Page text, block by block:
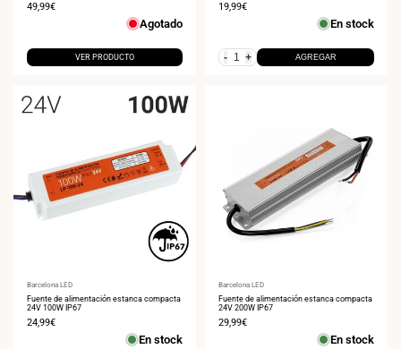
Precio
49,99€
Agotado
VER PRODUCTO
Precio
19,99€
En stock
- + AGREGAR
Proveedor:
Barcelona LED
Fuente de alimentación estanca compacta
24V 100W IP67
Precio
24,99€
En stock
Proveedor:
Barcelona LED
Fuente de alimentación estanca compacta
24V 200W IP67
Precio
29,99€
En stock